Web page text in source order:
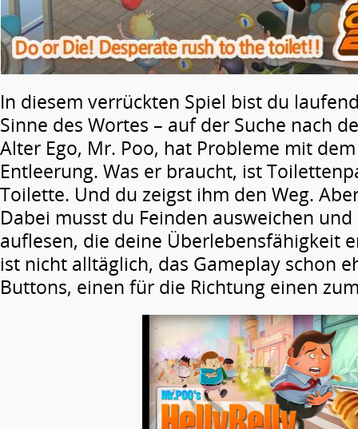
In diesem verrückten Spiel bist du
Sinne des Wortes – auf der Suche nach
Alter Ego, Mr. Poo, hat Probleme mit
Entleerung. Was er braucht, ist
Toilette. Und du zeigst ihm den Weg.
Dabei musst du Feinden ausweichen
auflesen, die deine Überlebensfähigkeit
ist nicht alltäglich, das Gameplay schon
Buttons, einen für die Richtung einen